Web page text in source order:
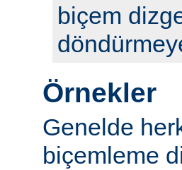
biçem
Örnekler
Genelde
biçemleme